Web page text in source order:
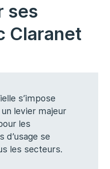
ses
Claranet
s’impose
levier majeur
les
d’usage se
les secteurs.